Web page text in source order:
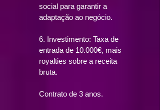
social para garantir a
adaptação ao negócio.
6. Investimento: Taxa de
entrada de 10.000€, mais
royalties sobre a receita
bruta.
Contrato de 3 anos.